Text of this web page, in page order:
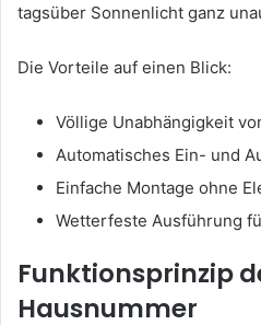
tagsüber Sonnenlicht ganz
Die Vorteile auf einen Blick:
Völlige Unabhängigkeit
Automatisches Ein- und
Einfache Montage ohne
Wetterfeste Ausführung
Funktionsprinzip
Hausnummer